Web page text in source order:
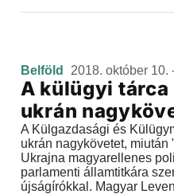
Belföld 2018. október 10.
A külügyi tárca
ukrán
A Külgazdasági és
ukrán nagykövetet,
Ukrajna magyarellenes
parlamenti államtitkára
újságírókkal. Magyar